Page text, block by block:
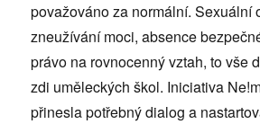
považováno za normální. Sexuální
zneužívání moci, absence
právo na rovnocenný vztah, to vše
zdi uměleckých škol. Iniciativa
přinesla potřebný dialog a